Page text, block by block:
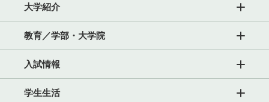
大学紹介
教育／学部・大学院
入試情報
学生生活